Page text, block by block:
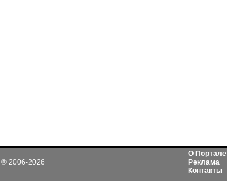
® 2006-2026
О Портале
Реклама
Контакты